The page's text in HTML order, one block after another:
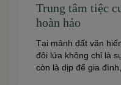
Trung tâm tiệc
hoàn hảo
Tại mảnh đất văn
đôi lứa không chỉ là
còn là dịp để gia